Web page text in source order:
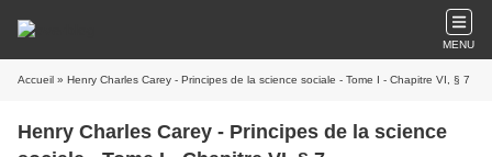
MENU
Accueil » Henry Charles Carey - Principes de la science sociale - Tome I - Chapitre VI, § 7
Henry Charles Carey - Principes de la science